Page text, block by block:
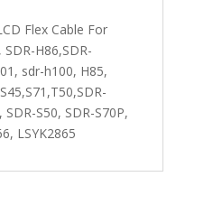
Flex Cable For
SDR-H86,SDR-
sdr-h100, H85,
S50, SDR-S70P,
LSYK2865